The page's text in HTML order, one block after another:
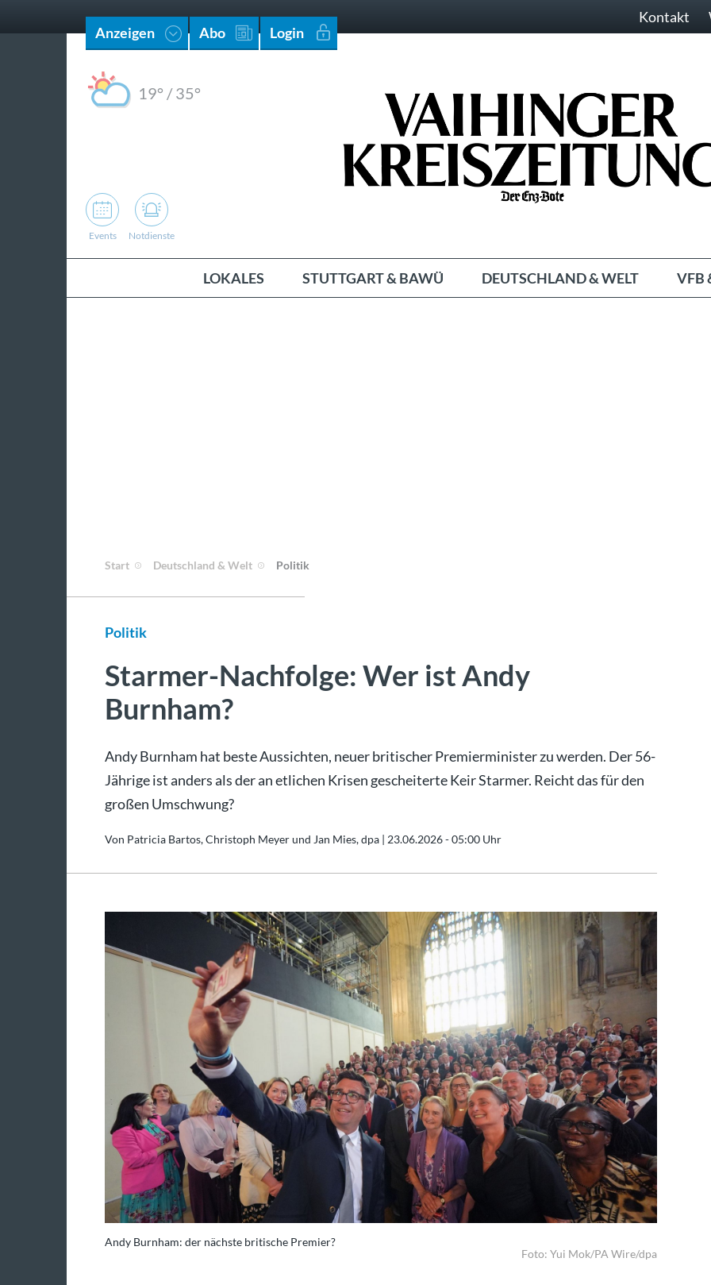
Anzeigen Abo Login
Kontakt
19° /35°
Events Notdienste
LOKALES STUTTGART & BAWÜ DEUTSCHLAND & WELT VFB
Start Deutschland & Welt Politik
Politik
Starmer-Nachfolge: Wer ist Andy
Burnham?
Andy Burnham hat beste Aussichten, neuer britischer Premierminister zu werden. Der 56-
Jährige ist anders als der an etlichen Krisen gescheiterte Keir Starmer. Reicht das für den
großen Umschwung?
Von Patricia Bartos, Christoph Meyer und Jan Mies, dpa | 23.06.2026 - 05:00 Uhr
Andy Burnham: der nächste britische Premier?
Foto: Yui Mok/PA Wire/dpa